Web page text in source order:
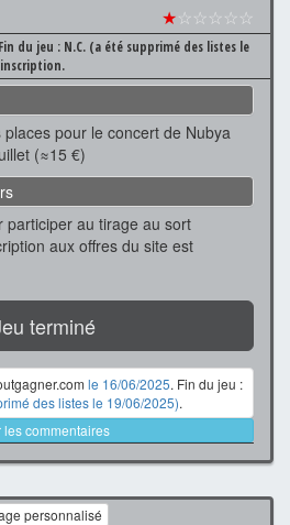
★☆☆☆☆☆
Fin du jeu : N.C. (a été supprimé des listes le
places pour le concert de Nubya
(≈15 €)
participer au tirage au sort
aux offres du site est
terminé
le 16/06/2025. Fin du jeu :
des listes le 19/06/2025).
les commentaires
personnalisé